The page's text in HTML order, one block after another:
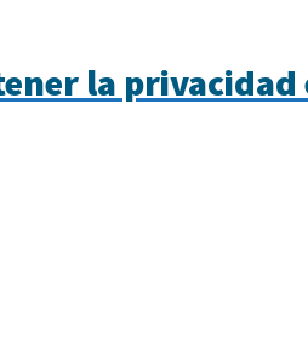
la privacidad